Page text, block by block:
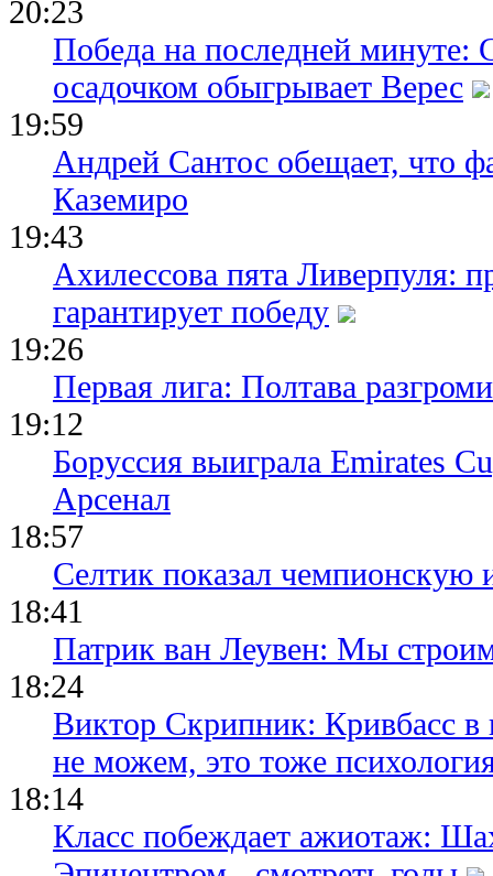
20:23
Победа на последней минуте:
осадочком обыгрывает Верес
19:59
Андрей Сантос обещает, что
Каземиро
19:43
Ахилессова пята Ливерпуля:
гарантирует победу
19:26
Первая лига: Полтава
19:12
Боруссия выиграла Emirates
Арсенал
18:57
Селтик показал чемпионскую
18:41
Патрик ван Леувен: Мы
18:24
Виктор Скрипник: Кривбасс в
не можем, это тоже
18:14
Класс побеждает ажиотаж: